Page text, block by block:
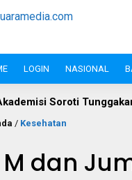
LOGIN NASIONAL
PBB Rp8,4
/ Kesehatan
dan